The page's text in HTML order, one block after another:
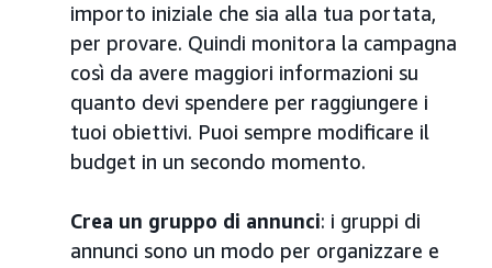
importo iniziale che sia alla tua portata,
per provare. Quindi monitora la campagna
così da avere maggiori informazioni su
quanto devi spendere per raggiungere i
tuoi obiettivi. Puoi sempre modificare il
budget in un secondo momento.
Crea un gruppo di annunci: i gruppi di
annunci sono un modo per organizzare e